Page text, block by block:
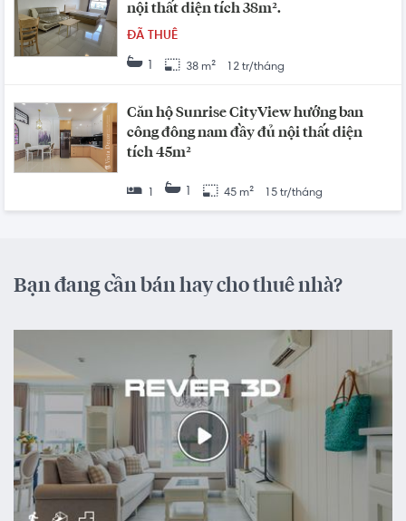
nội thất diện tích 38m².
ĐÃ THUÊ
1 38 m² 12 tr/tháng
Căn hộ Sunrise CityView hướng ban
công đông nam đầy đủ nội thất diện
tích 45m²
1 45 m² 15 tr/tháng
Bạn đang cần bán hay cho thuê nhà?